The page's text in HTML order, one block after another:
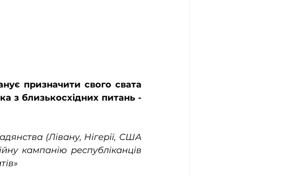
призначити свого свата
(Лівану, Нігерії, США
кампанію республіканців